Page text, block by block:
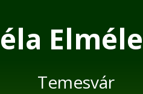
Temesvár